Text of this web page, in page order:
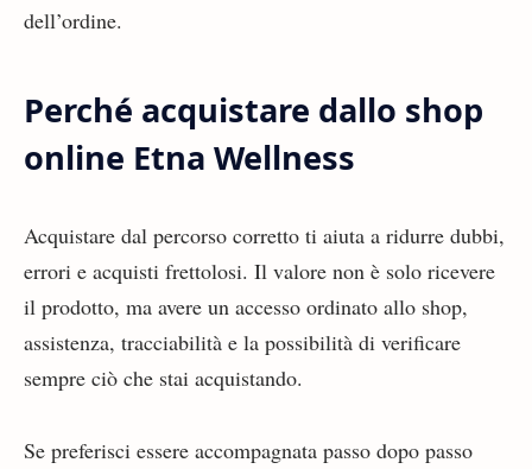
dell’ordine.
Perché acquistare dallo shop
online Etna Wellness
Acquistare dal percorso corretto ti aiuta a ridurre dubbi,
errori e acquisti frettolosi. Il valore non è solo ricevere
il prodotto, ma avere un accesso ordinato allo shop,
assistenza, tracciabilità e la possibilità di verificare
sempre ciò che stai acquistando.
Se preferisci essere accompagnata passo dopo passo